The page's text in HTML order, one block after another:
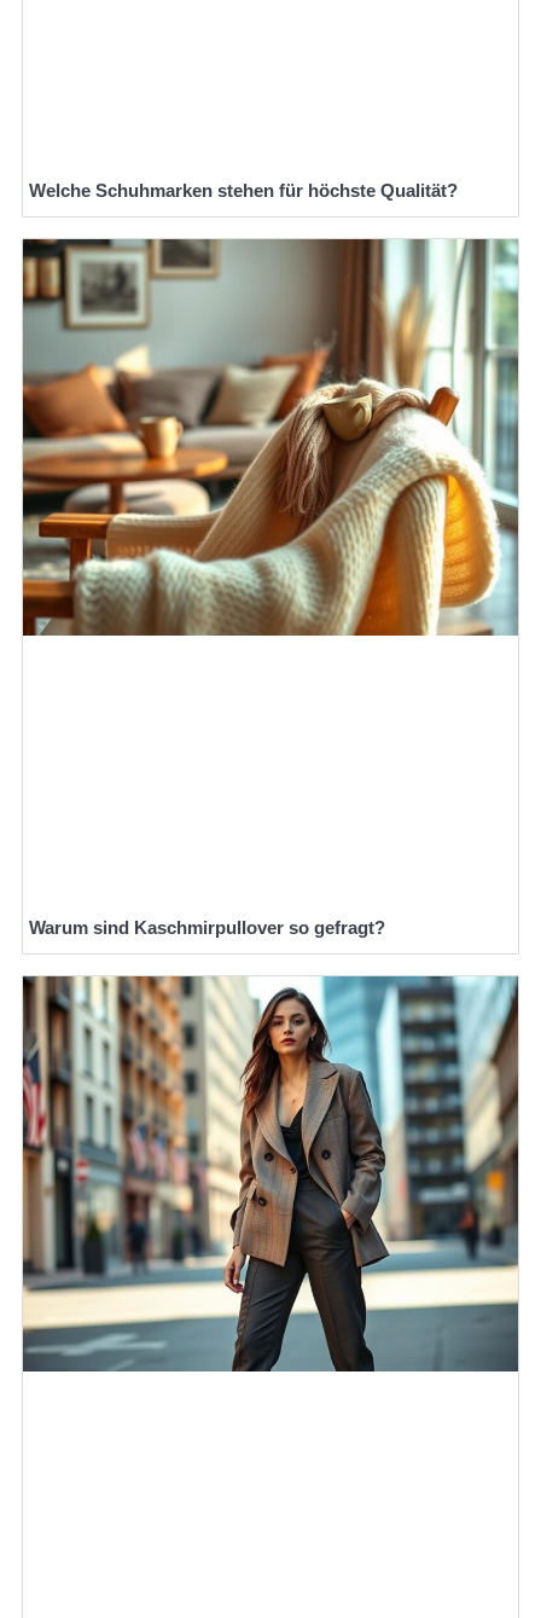
Welche Schuhmarken stehen für höchste Qualität?
Warum sind Kaschmirpullover so gefragt?